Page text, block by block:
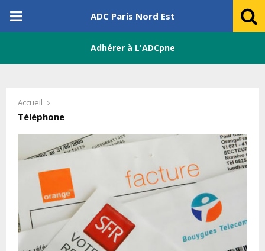
PRIMARY
ADC Paris Nord Est
Adhérer à L'ADCpne
Accueil
Téléphone